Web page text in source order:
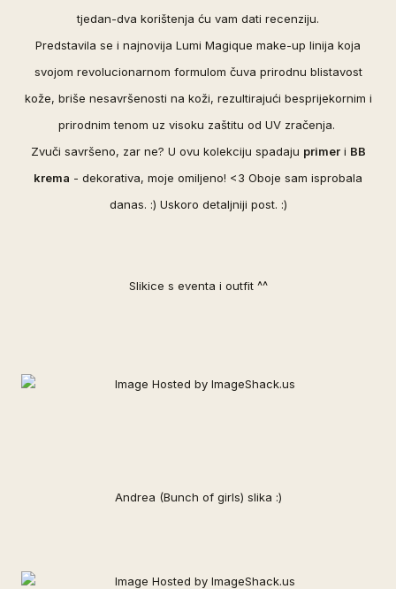
tjedan-dva korištenja ću vam dati recenziju.
Predstavila se i najnovija Lumi Magique make-up linija koja
svojom revolucionarnom formulom čuva prirodnu blistavost
kože, briše nesavršenosti na koži, rezultirajući besprijekornim i
prirodnim tenom uz visoku zaštitu od UV zračenja.
Zvuči savršeno, zar ne? U ovu kolekciju spadaju primeri BB
krema - dekorativa, moje omiljeno! <3 Oboje sam isprobala
danas. :) Uskoro detaljniji post. :)
Slikice s eventa i outfit ^^
Andrea (Bunch of girls) slika :)